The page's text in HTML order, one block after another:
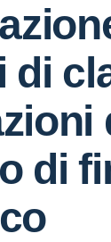
di
di